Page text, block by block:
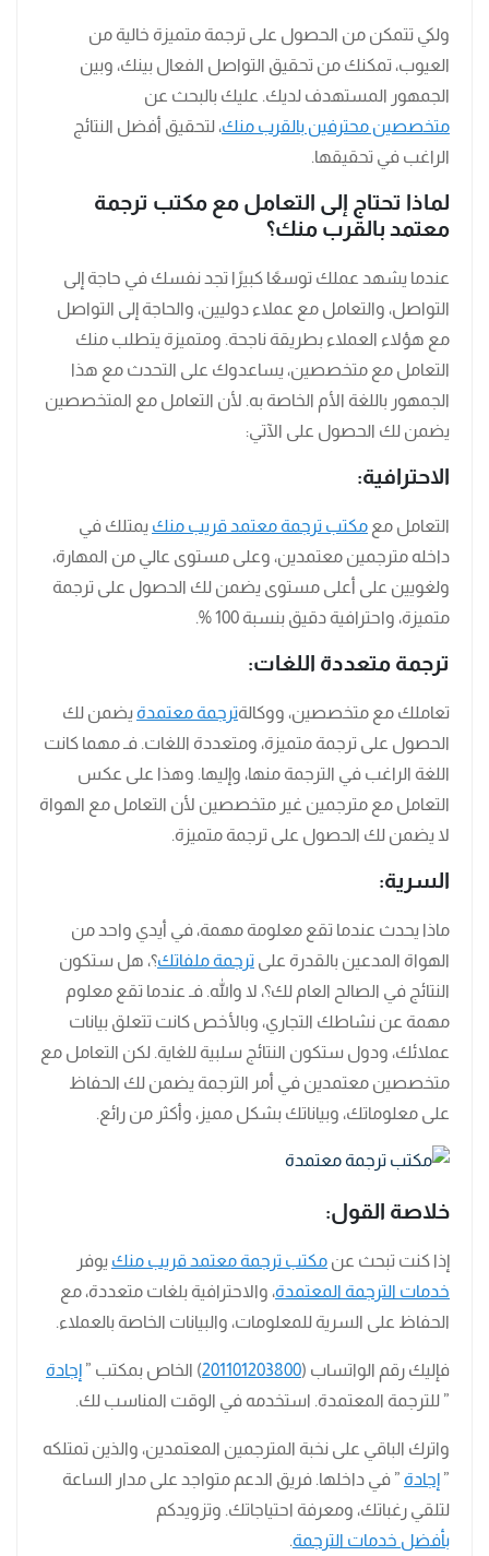
ولكي تتمكن من الحصول على ترجمة متميزة خالية من
العيوب، تمكنك من تحقيق التواصل الفعال بينك، وبين
الجمهور المستهدف لديك. عليك بالبحث عن
متخصصين محترفين بالقرب منك، لتحقيق أفضل النتائج
الراغب في تحقيقها.
لماذا تحتاج إلى التعامل مع مكتب ترجمة
معتمد بالقرب منك؟
عندما يشهد عملك توسعًا كبيرًا تجد نفسك في حاجة إلى
التواصل، والتعامل مع عملاء دوليين، والحاجة إلى التواصل
مع هؤلاء العملاء بطريقة ناجحة. ومتميزة يتطلب منك
التعامل مع متخصصين، يساعدوك على التحدث مع هذا
الجمهور باللغة الأم الخاصة به. لأن التعامل مع المتخصصين
يضمن لك الحصول على الآتي:
الاحترافية:
التعامل مع مكتب ترجمة معتمد قريب منك يمتلك في
داخله مترجمين معتمدين، وعلى مستوى عالي من المهارة،
ولغويين على أعلى مستوى يضمن لك الحصول على ترجمة
متميزة، واحترافية دقيق بنسبة 100 %.
ترجمة متعددة اللغات:
تعاملك مع متخصصين، ووكالةترجمة معتمدة يضمن لك
الحصول على ترجمة متميزة، ومتعددة اللغات. فـ مهما كانت
اللغة الراغب في الترجمة منها، وإليها. وهذا على عكس
التعامل مع مترجمين غير متخصصين لأن التعامل مع الهواة
لا يضمن لك الحصول على ترجمة متميزة.
السرية:
ماذا يحدث عندما تقع معلومة مهمة، في أيدي واحد من
الهواة المدعين بالقدرة على ترجمة ملفاتك؟، هل ستكون
النتائج في الصالح العام لك؟، لا والله. فـ عندما تقع معلوم
مهمة عن نشاطك التجاري، وبالأخص كانت تتعلق بيانات
عملائك، ودول ستكون النتائج سلبية للغاية. لكن التعامل مع
متخصصين معتمدين في أمر الترجمة يضمن لك الحفاظ
على معلوماتك، وبياناتك بشكل مميز، وأكثر من رائع.
خلاصة القول:
إذا كنت تبحث عن مكتب ترجمة معتمد قريب منك يوفر
خدمات الترجمة المعتمدة، والاحترافية بلغات متعددة، مع
الحفاظ على السرية للمعلومات، والبيانات الخاصة بالعملاء.
فإليك رقم الواتساب (201101203800) الخاص بمكتب ” إجادة
” للترجمة المعتمدة. استخدمه في الوقت المناسب لك.
واترك الباقي على نخبة المترجمين المعتمدين، والذين تمتلكه
” إجادة ” في داخلها. فريق الدعم متواجد على مدار الساعة
لتلقي رغباتك، ومعرفة احتياجاتك. وتزويدكم
بأفضل خدمات الترجمة.